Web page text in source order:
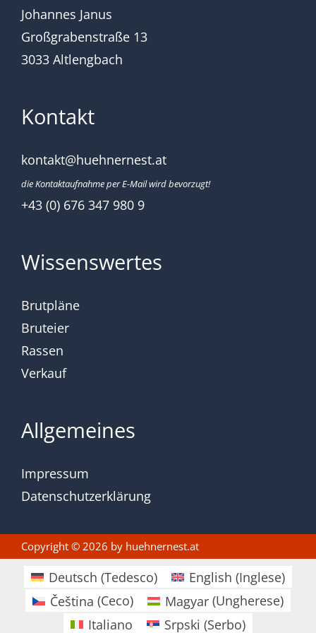
Johannes Janus
Großgrabenstraße 13
3033 Altlengbach
Kontakt
kontakt@huehnernest.at
die Kontaktaufnahme per E-Mail wird bevorzugt!
+43 (0) 676 347 980 9
Wissenswertes
Brutpläne
Bruteier
Rassen
Verkauf
Allgemeines
Impressum
Datenschutzerklärung
Copyright © 2026 by huehnernest.at
Deutsch (Tedesco) English (Inglese)
Čeština (Ceco) Magyar (Ungherese)
Italiano
Srpski (Serbo)